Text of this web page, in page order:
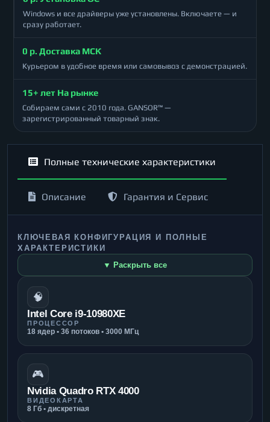
Windows и все драйверы уже установлены. Включаете — и
сразу работает.
0 р. Доставка МСК
Курьером в удобное время или самовывоз с демонстрацией.
15+ лет На рынке
Собираем сами с 2010 года. GANSOR™ —
зарегистрированный товарный знак.
Полные технические характеристики
Описание Гарантия и Сервис
КЛЮЧЕВАЯ КОНФИГУРАЦИЯ И ПОЛНЫЕ
ХАРАКТЕРИСТИКИ
▼ Раскрыть все
🧠
Intel Core i9-10980XE
ПРОЦЕССОР
18 ядер • 36 потоков • 3000 МГц
🎮
Nvidia Quadro RTX 4000
ВИДЕОКАРТА
8 Гб • дискретная